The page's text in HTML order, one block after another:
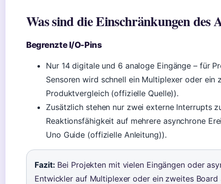
Was sind die Einschränkungen des
Begrenzte I/O-Pins
Nur 14 digitale und 6 analoge Eingänge – für
Sensoren wird schnell ein Multiplexer oder
Produktvergleich (offizielle Quelle)).
Zusätzlich stehen nur zwei externe Interrupts
Reaktionsfähigkeit auf mehrere asynchrone
Uno Guide (offizielle Anleitung)).
Fazit: Bei Projekten mit vielen Eingängen oder
Entwickler auf Multiplexer oder ein zweites